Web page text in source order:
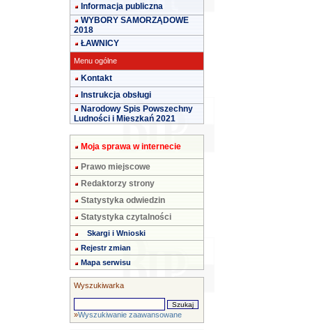
Informacja publiczna
WYBORY SAMORZĄDOWE
2018
ŁAWNICY
Menu ogólne
Kontakt
Instrukcja obsługi
Narodowy Spis Powszechny
Ludności i Mieszkań 2021
Moja sprawa w internecie
Prawo miejscowe
Redaktorzy strony
Statystyka odwiedzin
Statystyka czytalności
Skargi i Wnioski
Rejestr zmian
Mapa serwisu
Wyszukiwarka
»Wyszukiwanie zaawansowane